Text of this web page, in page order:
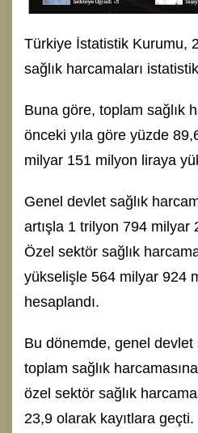
Türkiye İstatistik Kurumu,
sağlık harcamaları
Buna göre, toplam sağlık
önceki yıla göre yüzde
milyar 151 milyon liraya
Genel devlet sağlık
artışla 1 trilyon 794 milyar
Özel sektör sağlık
yükselişle 564 milyar 924
hesaplandı.
Bu dönemde, genel devlet
toplam sağlık
özel sektör sağlık
23,9 olarak kayıtlara geçti.